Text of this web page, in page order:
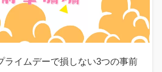
ライムデーで損しない3つの事前